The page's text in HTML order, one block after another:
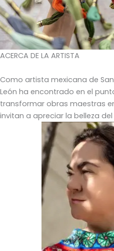
ACERCA DE LA ARTISTA
Como artista mexicana de
León ha encontrado en el
transformar obras maestras
invitan a apreciar la belleza